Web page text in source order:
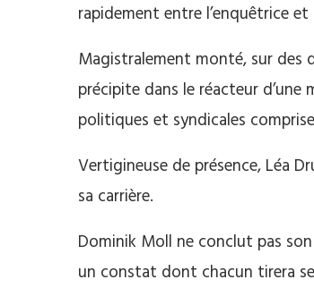
rapidement entre l’enquêtrice
Magistralement monté, sur des
précipite dans le réacteur
politiques et syndicales
Vertigineuse de présence, Léa
sa carrière.
Dominik Moll ne conclut pas
un constat dont chacun tirera